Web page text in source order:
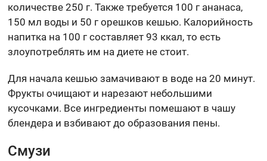
количестве 250 г. Также требуется 100 г ананаса,
150 мл воды и 50 г орешков кешью. Калорийность
напитка на 100 г составляет 93 ккал, то есть
злоупотреблять им на диете не стоит.
Для начала кешью замачивают в воде на 20 минут.
Фрукты очищают и нарезают небольшими
кусочками. Все ингредиенты помешают в чашу
блендера и взбивают до образования пены.
Смузи